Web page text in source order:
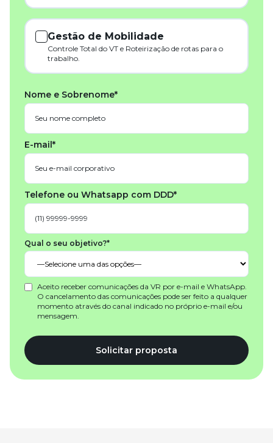
Gestão de Mobilidade
Controle Total do VT e Roteirização de rotas para o
trabalho.
Nome e Sobrenome*
E-mail*
Telefone ou Whatsapp com DDD*
Qual o seu objetivo?*
Aceito receber comunicações da VR por e-mail e WhatsApp.
O cancelamento das comunicações pode ser feito a qualquer
momento através do canal indicado no próprio e-mail e/ou
mensagem.
Solicitar proposta